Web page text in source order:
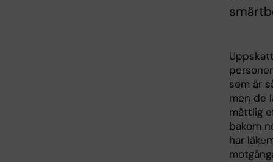
som är
men de
måttlig
bakom
har